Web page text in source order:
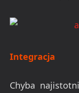
Integracja
Chyba